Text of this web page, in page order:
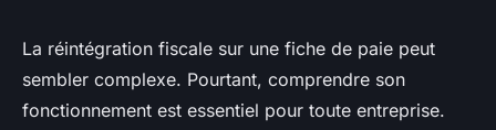
Réintégration fiscale sur une
fiche de paie : comment cela
La réintégration fiscale sur une fiche de paie peut
sembler complexe. Pourtant, comprendre son
fonctionnement est essentiel pour toute entreprise.